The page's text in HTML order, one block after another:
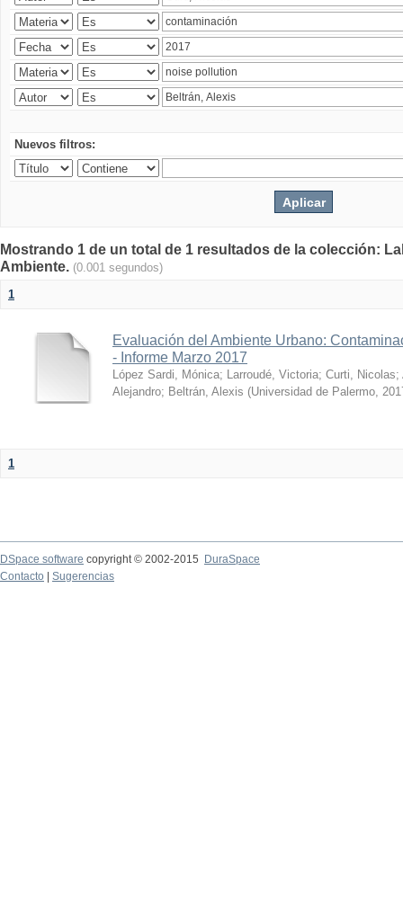
Nuevos filtros:
Mostrando 1 de un total de 1 resultados de la colección:
Ambiente. (0.001 segundos)
1
Evaluación del Ambiente Urbano:
- Informe Marzo 2017
López Sardi, Mónica; Larroudé, Victoria; Curti, Nicolas;
Alejandro; Beltrán, Alexis (Universidad de Palermo,
1
DSpace software copyright © 2002-2015
DuraSpace
Contacto
Sugerencias